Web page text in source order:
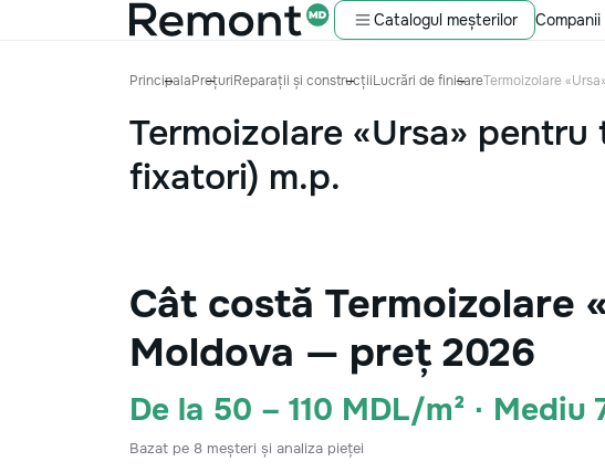
Catalogul meșterilor
PrincipalaPrețuriReparații și construcțiiLucrări de finisareTermoizolare
Termoizolare «Ursa» pentru
fixatori) m.p.
Cât costă Termoizolare
Moldova — preț 2026
De la 50 – 110 MDL/m² · Mediu
Bazat pe 8 meșteri și analiza pieței